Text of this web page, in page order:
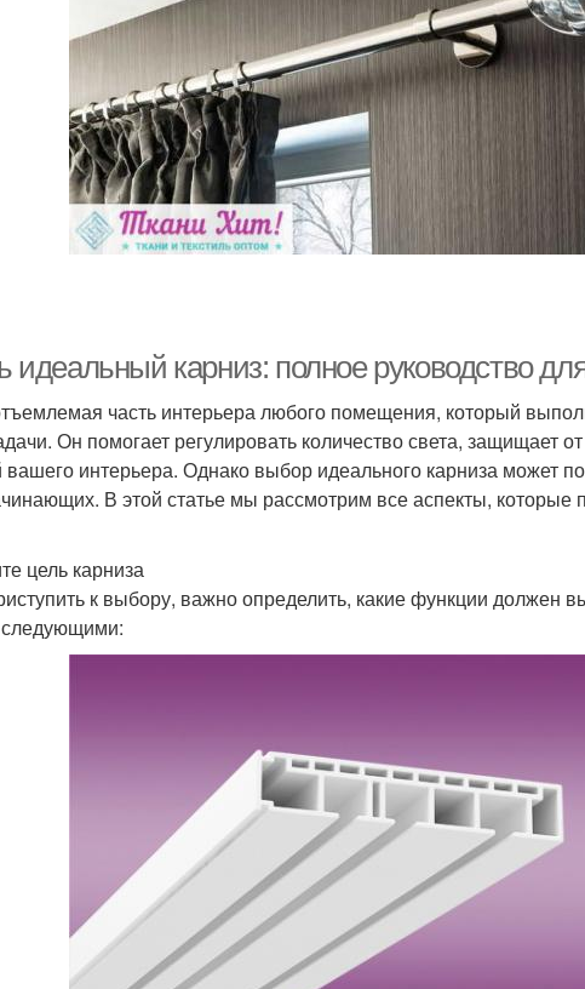
идеальный карниз: полное руководство
часть интерьера любого помещения, который
Он помогает регулировать количество света, защищает
вашего интерьера. Однако выбор идеального карниза может
В этой статье мы рассмотрим все аспекты, которые
цель карниза
к выбору, важно определить, какие функции должен
следующими: